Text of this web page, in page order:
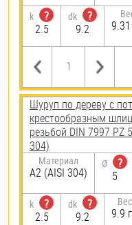
k
?
2.5
dk
?
9.2
Шуруп по дереву с
крестообразным
резьбой DIN 7997 PZ
304)
Материал
А2 (AISI 304)
Ø
?
5
k
?
2.5
dk
?
9.2
9.9